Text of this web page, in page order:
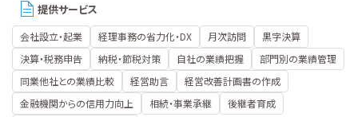
提供サービス
会社設立・起業 経理事務の省力化・DX 月次訪問
黒字決算
決算・税務申告
納税・節税対策 自社の業績把握
部門別の業績管理
同業他社との業績比較
経営助言
経営改善計画書の作成
金融機関からの信用力向上
相続・事業承継
後継者育成